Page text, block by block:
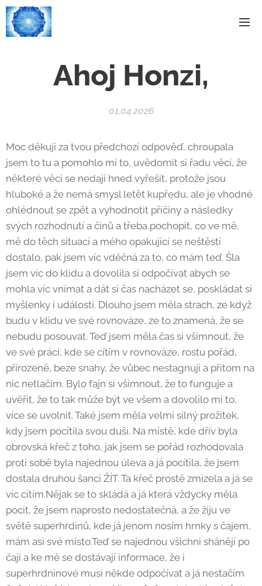
Ahoj Honzi,
01.04.2026
Moc děkuji za tvou předchozí odpověď, chroupala
jsem to tu a pomohlo mi to, uvědomit si řadu věcí, že
některé věci se nedají hned vyřešit, protože jsou
hluboké a že nemá smysl letět kupředu, ale je vhodné
ohlédnout se zpět a vyhodnotit příčiny a následky
svých rozhodnutí a činů a třeba pochopit, co ve mě,
mě do těch situací a mého opakující se neštěstí
dostalo, pak jsem víc vděčná za to, co mám teď. Šla
jsem víc do klidu a dovolila si odpočívat abych se
mohla víc vnímat a dát si čas nacházet se, poskládat si
myšlenky i události. Dlouho jsem měla strach, ze když
budu v klidu ve své rovnováze, ze to znamená, že se
nebudu posouvat. Teď jsem měla čas si všimnout, že
ve své práci, kde se cítím v rovnováze, rostu pořád,
přirozeně, beze snahy, že vůbec nestagnuji a přitom na
nic netlačím. Bylo fajn si všimnout, že to funguje a
uvěřit, že to tak může být ve všem a dovolilo mi to,
více se uvolnit. Také jsem měla velmi silný prožitek,
kdy jsem pocítila svou duši. Na místě, kde dřív byla
obrovská křeč z toho, jak jsem se pořád rozhodovala
proti sobě byla najednou úleva a já pocítila, že jsem
dostala druhou šanci ŽÍT. Ta křeč prostě zmizela a já se
víc cítím.Nějak se to skládá a já která vždycky měla
pocit, že jsem naprosto nedostatečná, a že žiju ve
světě superhrdinů, kde já jenom nosím hrnky s čajem,
mám asi své místo.Teď se najednou všichni shánějí po
čaji a ke mě se dostávají informace, že i
superhrdninové musí někde odpočívat a já nestačím